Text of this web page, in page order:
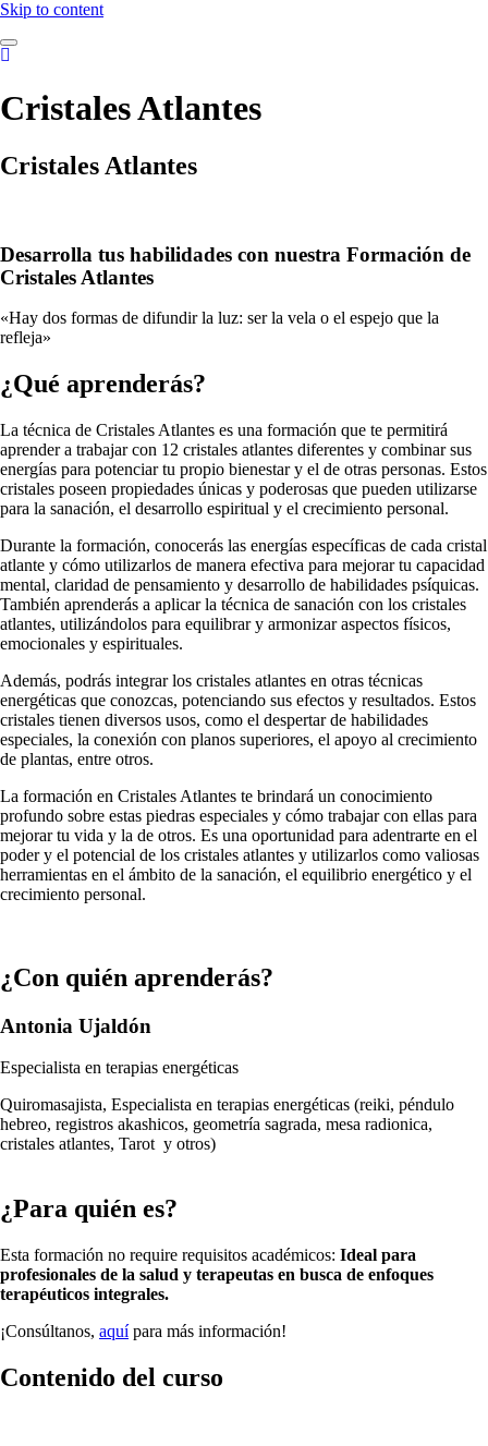
Skip to content
Cristales Atlantes
Cristales Atlantes
Desarrolla tus habilidades con nuestra Formación de
Cristales Atlantes
«Hay dos formas de difundir la luz: ser la vela o el espejo que la
refleja»
¿Qué aprenderás?
La técnica de Cristales Atlantes es una formación que te permitirá
aprender a trabajar con 12 cristales atlantes diferentes y combinar sus
energías para potenciar tu propio bienestar y el de otras personas. Estos
cristales poseen propiedades únicas y poderosas que pueden utilizarse
para la sanación, el desarrollo espiritual y el crecimiento personal.
Durante la formación, conocerás las energías específicas de cada cristal
atlante y cómo utilizarlos de manera efectiva para mejorar tu capacidad
mental, claridad de pensamiento y desarrollo de habilidades psíquicas.
También aprenderás a aplicar la técnica de sanación con los cristales
atlantes, utilizándolos para equilibrar y armonizar aspectos físicos,
emocionales y espirituales.
Además, podrás integrar los cristales atlantes en otras técnicas
energéticas que conozcas, potenciando sus efectos y resultados. Estos
cristales tienen diversos usos, como el despertar de habilidades
especiales, la conexión con planos superiores, el apoyo al crecimiento
de plantas, entre otros.
La formación en Cristales Atlantes te brindará un conocimiento
profundo sobre estas piedras especiales y cómo trabajar con ellas para
mejorar tu vida y la de otros. Es una oportunidad para adentrarte en el
poder y el potencial de los cristales atlantes y utilizarlos como valiosas
herramientas en el ámbito de la sanación, el equilibrio energético y el
crecimiento personal.
¿Con quién aprenderás?
Antonia Ujaldón
Especialista en terapias energéticas
Quiromasajista, Especialista en terapias energéticas (reiki, péndulo
hebreo, registros akashicos, geometría sagrada, mesa radionica,
cristales atlantes, Tarot y otros)
¿Para quién es?
Esta formación no require requisitos académicos: Ideal para
profesionales de la salud y terapeutas en busca de enfoques
terapéuticos integrales.
¡Consúltanos, aquípara más información!
Contenido del curso